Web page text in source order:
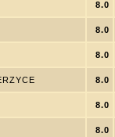
8.0
8.0
8.0
8.0
8.0
8.0